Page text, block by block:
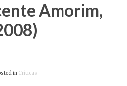
Amorim,
in Críticas